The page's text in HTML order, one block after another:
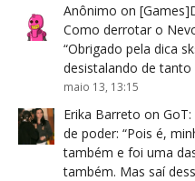
Anônimo on
Como derrotar o
“Obrigado pela dica
desistalando de tanto
maio 13, 13:15
Erika Barreto on
de poder: “Pois é,
também e foi uma
também. Mas saí